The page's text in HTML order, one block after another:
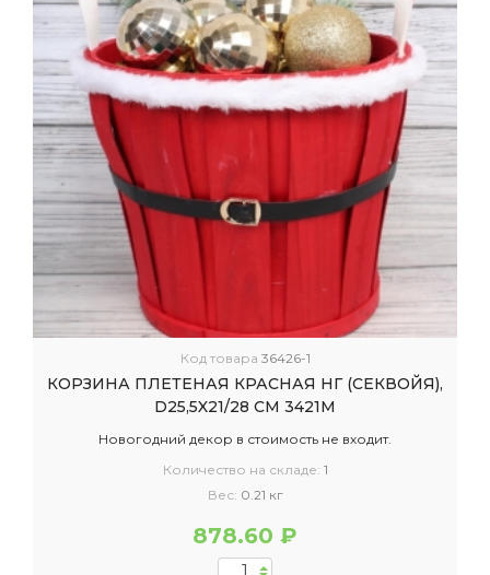
Код товара 36426-1
КОРЗИНА ПЛЕТЕНАЯ КРАСНАЯ НГ (СЕКВОЙЯ),
D25,5X21/28 СМ 3421М
Новогодний декор в стоимость не входит.
Количество на складе: 1
Вес: 0.21 кг
878.60 ₽